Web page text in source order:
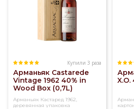
Купили 3 раза
Арманьяк Castarede
Vintage 1962 40% in
Wood Box (0,7L)
Арманьяк Кастаред 1962,
деревянная упаковка